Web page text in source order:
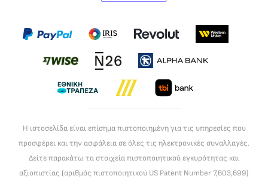
Η ιστοσελίδα είναι επίσημα πιστοποιημένη για τις υπηρεσίες που
προσφέρει και την ασφάλεια σε όλες τις ηλεκτρονικές συναλλαγές.
Δείτε παρακάτω τα στοιχεία πιστοποιητικού εγκυρότητας και
αξιοπιστίας (αριθμός πιστοποιητικού US Patent Number 7,603,699)